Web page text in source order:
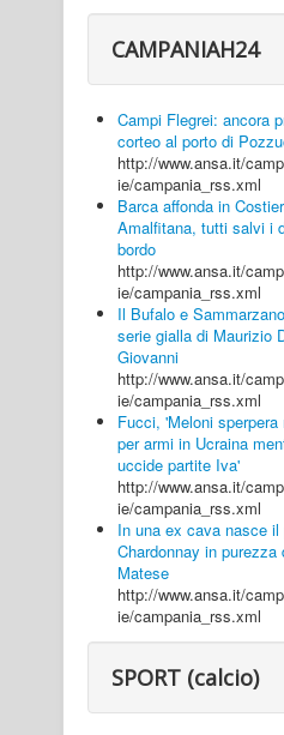
CAMPANIAH24
Campi Flegrei: ancora
corteo al porto di
http://www.ansa.it/
ie/campania_rss.xml
Barca affonda in
Amalfitana, tutti salvi i
bordo
http://www.ansa.it/
ie/campania_rss.xml
Il Bufalo e
serie gialla di Maurizio
Giovanni
http://www.ansa.it/
ie/campania_rss.xml
Fucci, 'Meloni sperpera
per armi in Ucraina
uccide partite Iva'
http://www.ansa.it/
ie/campania_rss.xml
In una ex cava nasce il
Chardonnay in purezza
Matese
http://www.ansa.it/
ie/campania_rss.xml
SPORT (calcio)